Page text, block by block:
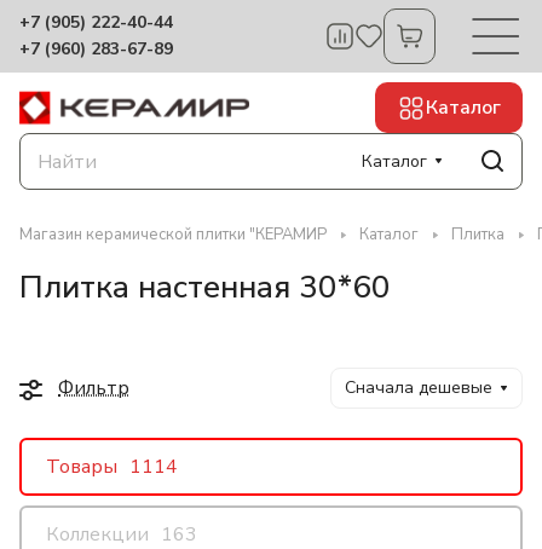
+7 (905) 222-40-44
+7 (960) 283-67-89
Каталог
Каталог
Магазин керамической плитки "КЕРАМИР Каталог Плитка
Плитка настенная 30*60
Фильтр Сначала дешевые
Товары 1114
Коллекции 163